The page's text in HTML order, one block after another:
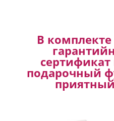
В
подарочный